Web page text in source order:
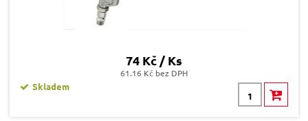
74 Kč / Ks
61.16 Kč bez DPH
Skladem